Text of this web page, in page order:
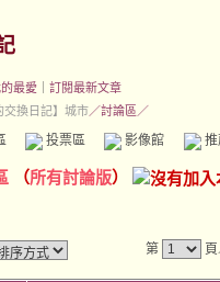
最愛
訂閱最新文章
交換日記】城市／討論區／
投票區 影像館
（所有討論版）
第